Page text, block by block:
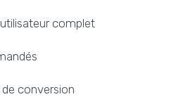
complet
conversion